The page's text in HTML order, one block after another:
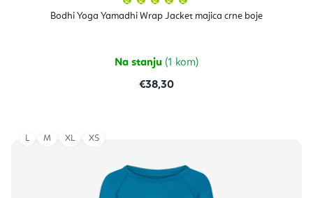
Bodhi Yoga Yamadhi Wrap Jacket majica crne boje
proizvoda
je
zvjezdica.
Na stanju (1 kom)
€38,30
L M XL XS